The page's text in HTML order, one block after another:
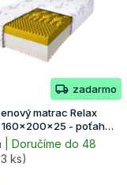
zadarmo
matrac Relax
160x200x25 - poťah
| Doručíme do 48
ks)